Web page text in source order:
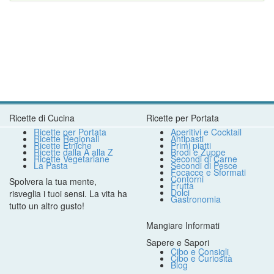
Ricette di Cucina
Ricette per Portata
Ricette Regionali
Ricette Etniche
Ricette dalla A alla Z
Ricette Vegetariane
La Pasta
Spolvera la tua mente,
risveglia i tuoi sensi. La vita ha
tutto un altro gusto!
Ricette per Portata
Aperitivi e Cocktail
Antipasti
Primi piatti
Brodi e Zuppe
Secondi di Carne
Secondi di Pesce
Focacce e Sformati
Contorni
Frutta
Dolci
Gastronomia
Mangiare Informati
Sapere e Sapori
Cibo e Consigli
Cibo e Curiosità
Blog